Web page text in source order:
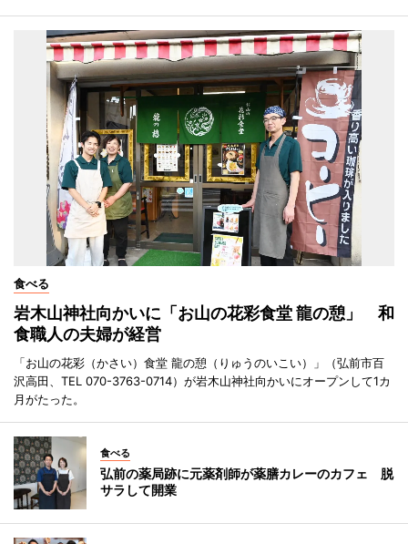
食べる
岩木山神社向かいに「お山の花彩食堂 龍の憩」 和
食職人の夫婦が経営
「お山の花彩（かさい）食堂 龍の憩（りゅうのいこい）」（弘前市百
沢高田、TEL 070-3763-0714）が岩木山神社向かいにオープンして1カ
月がたった。
食べる
弘前の薬局跡に元薬剤師が薬膳カレーのカフェ 脱
サラして開業